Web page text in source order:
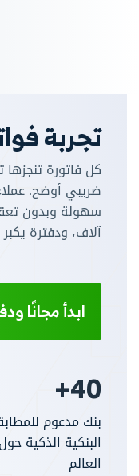
تجربة
كل فاتورة
ضريبي أوضح.
آلاف، ودفترة
ابدأ مجانًا
40+
بنك مدعوم
البنكية الذكية حول
العالم